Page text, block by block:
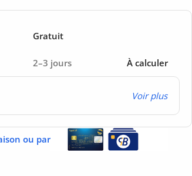
Gratuit
2–3 jours À calculer
Voir plus
ou par